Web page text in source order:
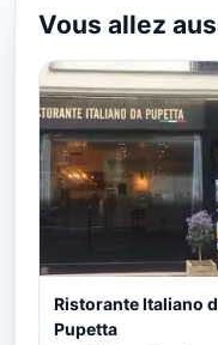
Vous allez
Ristorante Italiano
Pupetta